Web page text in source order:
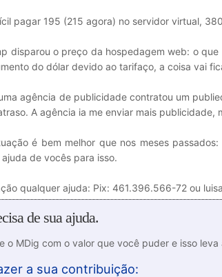
pagar 195 (215 agora) no servidor virtual,
disparou o preço da hospedagem web: o
do dólar devido ao tarifaço, a coisa vai
agência de publicidade contratou um
A agência ia me enviar mais publicidade,
é bem melhor que nos meses
de vocês para isso.
qualquer ajuda: Pix: 461.396.566-72 ou
de sua ajuda.
o MDig com o valor que você puder e isso
a sua contribuição: